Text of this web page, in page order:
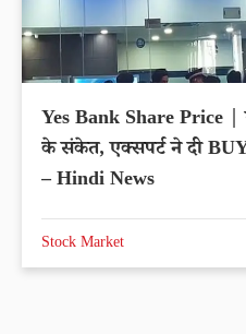
Yes Bank Share Price |
के संकेत, एक्सपर्ट ने दी BUY
– Hindi News
Stock Market